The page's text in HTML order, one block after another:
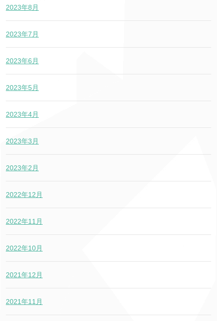
2023年8月
2023年7月
2023年6月
2023年5月
2023年4月
2023年3月
2023年2月
2022年12月
2022年11月
2022年10月
2021年12月
2021年11月